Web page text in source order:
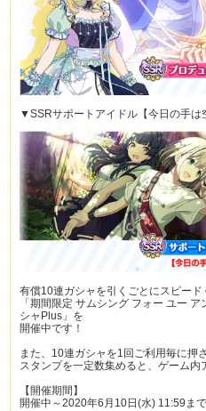
▼SSRサポートアイドル【今日の手
有償10連ガシャを引くごとにスピード
「期間限定 サムシング フォー ユー
シャPlus」を
開催中です！
また、10連ガシャを1回ご利用毎に押
スタンプを一定数集めると、ゲーム内
【開催期間】
開催中～2020年6月10日(水) 11:59ま